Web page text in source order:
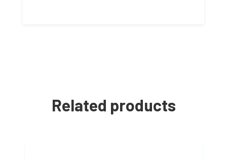
Related products